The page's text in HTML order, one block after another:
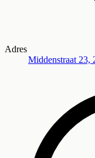
Adres
Middenstraat 23,